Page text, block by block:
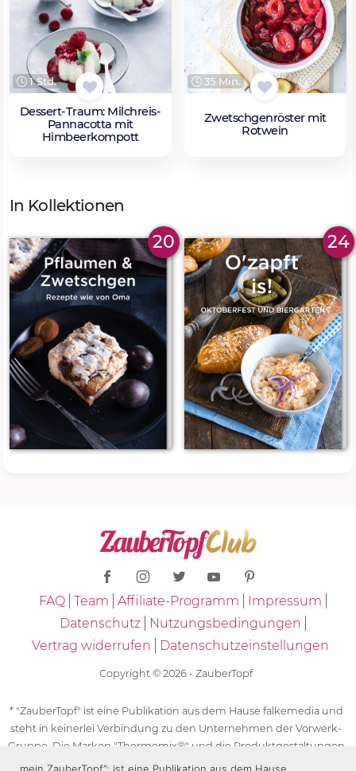
1 Std.
Dessert-Traum: Milchreis-
Pannacotta mit
Himbeerkompott
35 Min.
Zwetschgenröster mit
Rotwein
In Kollektionen
20 24
FAQ Team Affiliate-Programm
Impressum
Datenschutz
Nutzungsbedingungen
Vertrag widerrufen
Datenschutzeinstellungen
Copyright © 2026 - ZauberTopf
* "ZauberTopf" ist eine Publikation aus dem Hause falkemedia und
steht in keinerlei Verbindung zu den Unternehmen der Vorwerk-
Gruppe. Die Marken "Thermomix®" und die Produktgestaltungen
des "Thermomix®" sind eingetragene Marken der Unternehmen